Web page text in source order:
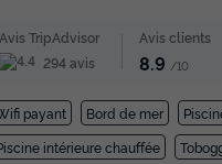
Avis TripAdvisor
294 avis
Avis clients
8.9 /10
payant Bord de mer
intérieure chauffée